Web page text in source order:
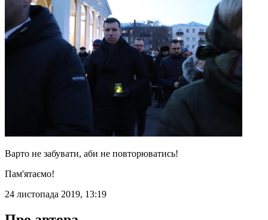
Варто не забувати, аби не повторюватись!
Пам'ятаємо!
24 листопада 2019, 13:19